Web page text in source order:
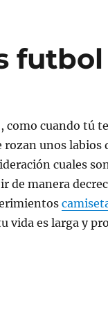
futbol
como cuando tú
rozan unos labios
cuales
de manera
vida es larga y